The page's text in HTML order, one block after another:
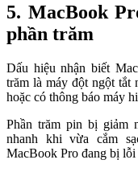
5. MacBook
phần trăm
Dấu hiệu nhận biết
trăm là máy đột ngột tắt
hoặc có thông báo máy
Phần trăm pin bị giảm
nhanh khi vừa cắm
MacBook Pro đang bị lỗi